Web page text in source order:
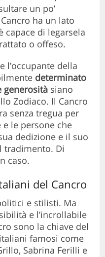
un po’
ha un lato
capace di legarsela
o offeso.
l’occupante della
determinato
generosità siano
Zodiaco. Il Cancro
senza tregua per
le persone che
dedizione e il suo
tradimento. Di
caso.
del Cancro
e stilisti. Ma
e l’incrollabile
sono la chiave del
famosi come
Sabrina Ferilli e